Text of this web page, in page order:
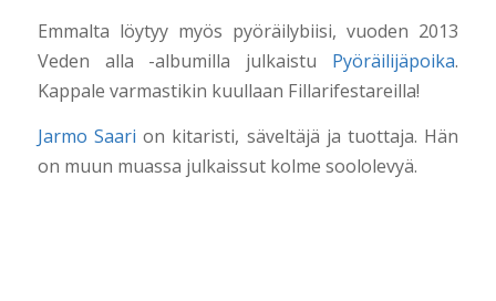
Emmalta löytyy myös pyöräilybiisi, vuoden 2013
Veden alla -albumilla julkaistu Pyöräilijäpoika.
Kappale varmastikin kuullaan Fillarifestareilla!
Jarmo Saari on kitaristi, säveltäjä ja tuottaja. Hän
on muun muassa julkaissut kolme soololevyä.